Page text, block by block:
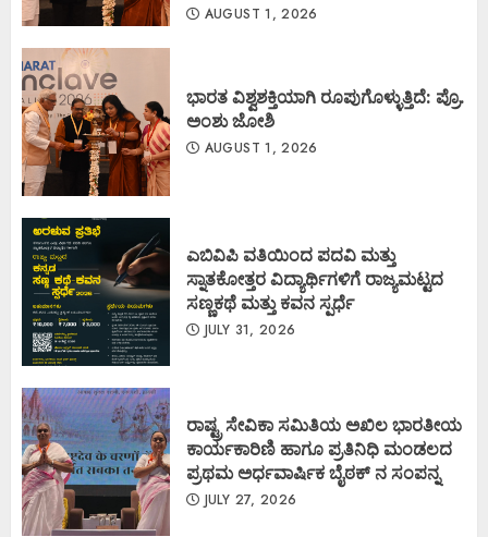
AUGUST 1, 2026
ಭಾರತ ವಿಶ್ವಶಕ್ತಿಯಾಗಿ ರೂಪುಗೊಳ್ಳುತ್ತಿದೆ: ಪ್ರೊ.
ಅಂಶು ಜೋಶಿ
AUGUST 1, 2026
ಎಬಿವಿಪಿ ವತಿಯಿಂದ ಪದವಿ ಮತ್ತು
ಸ್ನಾತಕೋತ್ತರ ವಿದ್ಯಾರ್ಥಿಗಳಿಗೆ ರಾಜ್ಯಮಟ್ಟದ
ಸಣ್ಣಕಥೆ ಮತ್ತು ಕವನ ಸ್ಪರ್ಧೆ
JULY 31, 2026
ರಾಷ್ಟ್ರ ಸೇವಿಕಾ ಸಮಿತಿಯ ಅಖಿಲ ಭಾರತೀಯ
ಕಾರ್ಯಕಾರಿಣಿ ಹಾಗೂ ಪ್ರತಿನಿಧಿ ಮಂಡಲದ
ಪ್ರಥಮ ಅರ್ಧವಾರ್ಷಿಕ ಬೈಠಕ್ ನ ಸಂಪನ್ನ
JULY 27, 2026